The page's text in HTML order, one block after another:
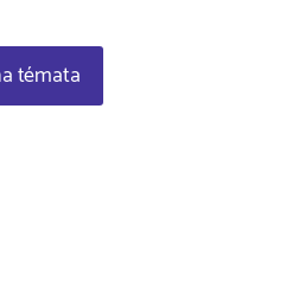
témata